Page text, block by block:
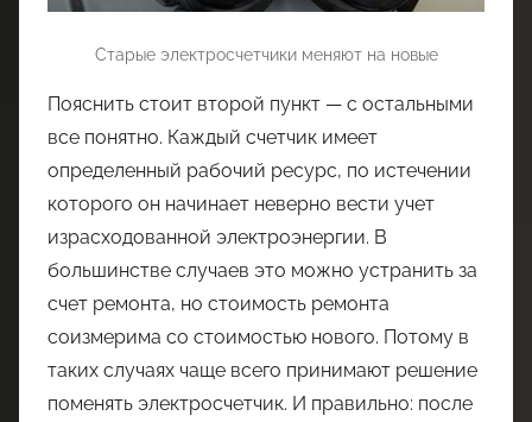
Старые электросчетчики меняют на новые
Пояснить стоит второй пункт — с остальными
все понятно. Каждый счетчик имеет
определенный рабочий ресурс, по истечении
которого он начинает неверно вести учет
израсходованной электроэнергии. В
большинстве случаев это можно устранить за
счет ремонта, но стоимость ремонта
соизмерима со стоимостью нового. Потому в
таких случаях чаще всего принимают решение
поменять электросчетчик. И правильно: после